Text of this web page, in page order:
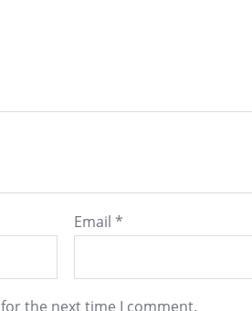
Email *
the next time I comment.